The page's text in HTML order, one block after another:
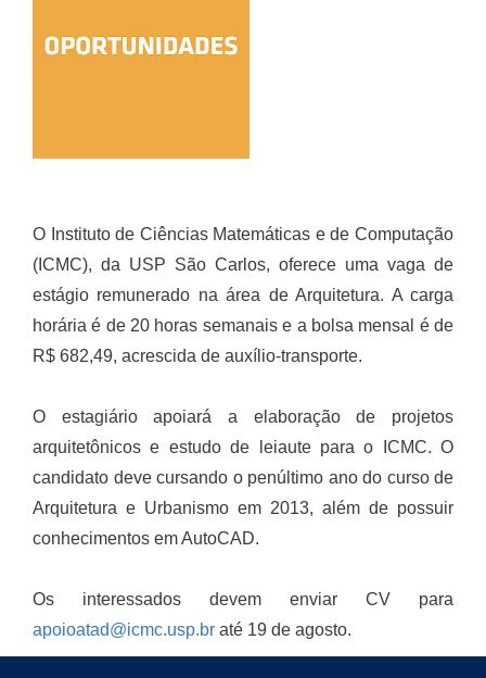
O Instituto de Ciências Matemáticas e de Computação
(ICMC), da USP São Carlos, oferece uma vaga de
estágio remunerado na área de Arquitetura. A carga
horária é de 20 horas semanais e a bolsa mensal é de
R$ 682,49, acrescida de auxílio-transporte.
O estagiário apoiará a elaboração de projetos
arquitetônicos e estudo de leiaute para o ICMC. O
candidato deve cursando o penúltimo ano do curso de
Arquitetura e Urbanismo em 2013, além de possuir
conhecimentos em AutoCAD.
Os interessados devem enviar CV para
apoioatad@icmc.usp.br até 19 de agosto.